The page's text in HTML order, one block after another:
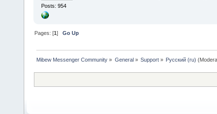
Posts: 954
Pages: [1]Go Up
Mibew Messenger Community » General» Support» Русский (ru)